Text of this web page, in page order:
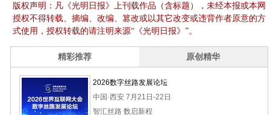
版权声明：凡《光明日报》上刊载作品（含标题），未经本报或本网
授权不得转载、摘编、改编、篡改或以其它改变或违背作者原意的方
式使用，授权转载的请注明来源“《光明日报》”。